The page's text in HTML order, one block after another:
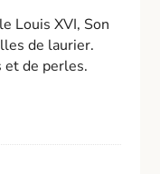
Louis XVI, Son
de laurier.
et de perles.